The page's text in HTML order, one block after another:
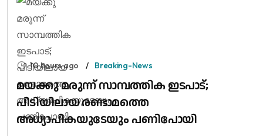
10 hours ago Breaking-News
മയക്കു മരുന്ന് സാമ്പത്തിക ഇടപാട്;
പിടിയിലായ രണ്ടാമത്തെ
അധ്യാപികയുടേയും പണിപോയി